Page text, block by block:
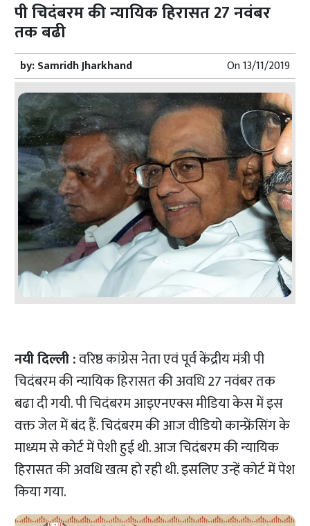
पी चिदंबरम की न्यायिक हिरासत 27 नवंबर
तक बढी
by:Samridh Jharkhand On13/11/2019
नयी दिल्ली :वरिष्ठ कांग्रेस नेता एवं पूर्व केंद्रीय मंत्री पी
चिदंबरम की न्यायिक हिरासत की अवधि 27 नवंबर तक
बढा दी गयी. पी चिदंबरम आइएनएक्स मीडिया केस में इस
वक्त जेल में बंद हैं. चिदंबरम की आज वीडियो कान्फ्रेंसिंग के
माध्यम से कोर्ट में पेशी हुई थी. आज चिदंबरम की न्यायिक
हिरासत की अवधि खत्म हो रही थी. इसलिए उन्हें कोर्ट में पेश
किया गया.